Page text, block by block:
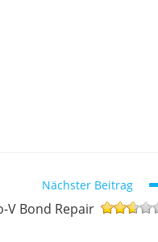
Nächster Beitrag
V Bond Repair